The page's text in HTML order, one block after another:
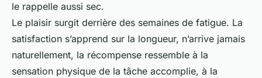
le rappelle aussi sec.
Le plaisir surgit derrière des semaines de fatigue. La
satisfaction s’apprend sur la longueur, n’arrive jamais
naturellement, la récompense ressemble à la
sensation physique de la tâche accomplie, à la